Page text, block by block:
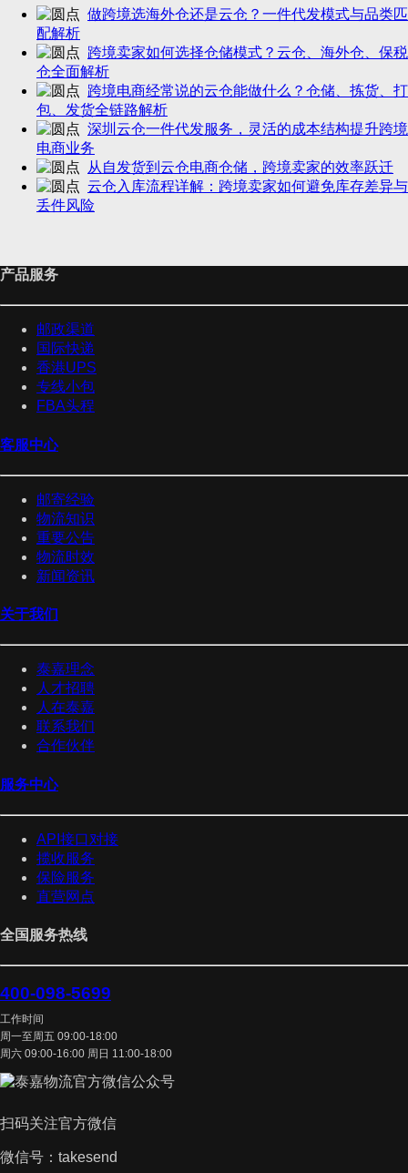
做跨境选海外仓还是云仓？一件代发模式与品类匹
配解析
跨境卖家如何选择仓储模式？云仓、海外仓、保税
仓全面解析
跨境电商经常说的云仓能做什么？仓储、拣货、打
包、发货全链路解析
深圳云仓一件代发服务，灵活的成本结构提升跨境
电商业务
从自发货到云仓电商仓储，跨境卖家的效率跃迁
云仓入库流程详解：跨境卖家如何避免库存差异与
丢件风险
产品服务
邮政渠道
国际快递
香港UPS
专线小包
FBA头程
客服中心
邮寄经验
物流知识
重要公告
物流时效
新闻资讯
关于我们
泰嘉理念
人才招聘
人在泰嘉
联系我们
合作伙伴
服务中心
API接口对接
揽收服务
保险服务
直营网点
全国服务热线
400-098-5699
工作时间
周一至周五 09:00-18:00
周六 09:00-16:00 周日 11:00-18:00
扫码关注官方微信
微信号：takesend